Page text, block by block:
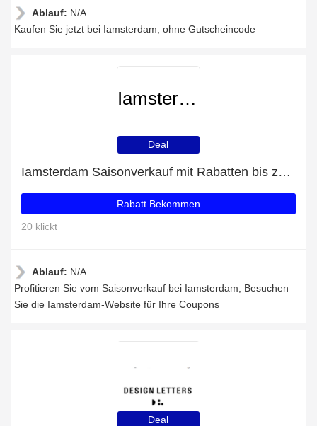
Ablauf: N/A
Kaufen Sie jetzt bei Iamsterdam, ohne Gutscheincode
Iamsterdam
Deal
Iamsterdam Saisonverkauf mit Rabatten bis zu 33%
Rabatt Bekommen
20 klickt
Ablauf: N/A
Profitieren Sie vom Saisonverkauf bei Iamsterdam, Besuchen
Sie die Iamsterdam-Website für Ihre Coupons
Deal